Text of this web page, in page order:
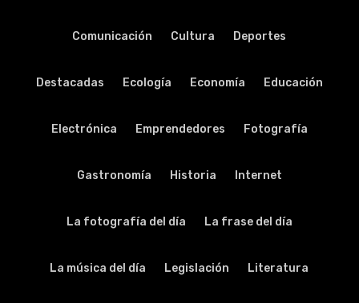
Comunicación Cultura Deportes
Destacadas Ecología Economía Educación
Electrónica Emprendedores Fotografía
Gastronomía Historia Internet
La fotografía del día La frase del día
La música del día Legislación Literatura